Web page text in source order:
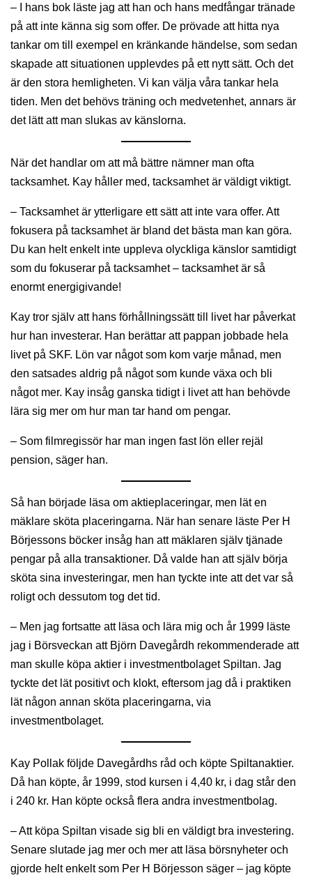
– I hans bok läste jag att han och hans medfångar tränade
på att inte känna sig som offer. De prövade att hitta nya
tankar om till exempel en kränkande händelse, som sedan
skapade att situationen upplevdes på ett nytt sätt. Och det
är den stora hemligheten. Vi kan välja våra tankar hela
tiden. Men det behövs träning och medvetenhet, annars är
det lätt att man slukas av känslorna.
När det handlar om att må bättre nämner man ofta
tacksamhet. Kay håller med, tacksamhet är väldigt viktigt.
– Tacksamhet är ytterligare ett sätt att inte vara offer. Att
fokusera på tacksamhet är bland det bästa man kan göra.
Du kan helt enkelt inte uppleva olyckliga känslor samtidigt
som du fokuserar på tacksamhet – tacksamhet är så
enormt energigivande!
Kay tror själv att hans förhållningssätt till livet har påverkat
hur han investerar. Han berättar att pappan jobbade hela
livet på SKF. Lön var något som kom varje månad, men
den satsades aldrig på något som kunde växa och bli
något mer. Kay insåg ganska tidigt i livet att han behövde
lära sig mer om hur man tar hand om pengar.
– Som filmregissör har man ingen fast lön eller rejäl
pension, säger han.
Så han började läsa om aktieplaceringar, men lät en
mäklare sköta placeringarna. När han senare läste Per H
Börjessons böcker insåg han att mäklaren själv tjänade
pengar på alla transaktioner. Då valde han att själv börja
sköta sina investeringar, men han tyckte inte att det var så
roligt och dessutom tog det tid.
– Men jag fortsatte att läsa och lära mig och år 1999 läste
jag i Börsveckan att Björn Davegårdh rekommenderade att
man skulle köpa aktier i investmentbolaget Spiltan. Jag
tyckte det lät positivt och klokt, eftersom jag då i praktiken
lät någon annan sköta placeringarna, via
investmentbolaget.
Kay Pollak följde Davegårdhs råd och köpte Spiltanaktier.
Då han köpte, år 1999, stod kursen i 4,40 kr, i dag står den
i 240 kr. Han köpte också flera andra investmentbolag.
– Att köpa Spiltan visade sig bli en väldigt bra investering.
Senare slutade jag mer och mer att läsa börsnyheter och
gjorde helt enkelt som Per H Börjesson säger – jag köpte